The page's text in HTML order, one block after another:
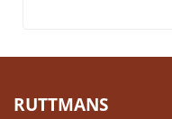
RUTTMANS